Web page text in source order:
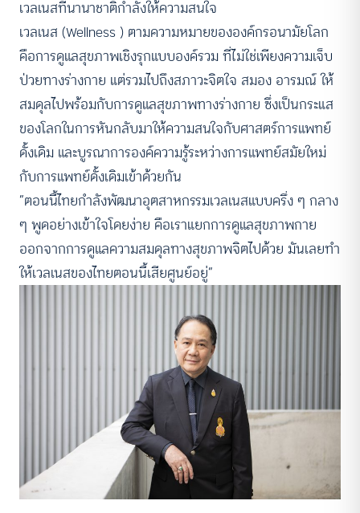
เวลเนสที่นานาชาติกำลังให้ความสนใจ
เวลเนส (Wellness ) ตามความหมายขององค์กรอนามัยโลก
คือการดูแลสุขภาพเชิงรุกแบบองค์รวม ที่ไม่ใช่เพียงความเจ็บ
ป่วยทางร่างกาย แต่รวมไปถึงสภาวะจิตใจ สมอง อารมณ์ ให้
สมดุลไปพร้อมกับการดูแลสุขภาพทางร่างกาย ซึ่งเป็นกระแส
ของโลกในการหันกลับมาให้ความสนใจกับศาสตร์การแพทย์
ดั้งเดิม และบูรณาการองค์ความรู้ระหว่างการแพทย์สมัยใหม่
กับการแพทย์ดั้งเดิมเข้าด้วยกัน
“ตอนนี้ไทยกำลังพัฒนาอุตสาหกรรมเวลเนสแบบครึ่ง ๆ กลาง
ๆ พูดอย่างเข้าใจโดยง่าย คือเราแยกการดูแลสุขภาพกาย
ออกจากการดูแลความสมดุลทางสุขภาพจิตไปด้วย มันเลยทำ
ให้เวลเนสของไทยตอนนี้เสียศูนย์อยู่”